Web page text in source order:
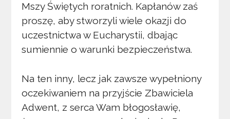
Mszy Świętych roratnich. Kapłanów zaś
proszę, aby stworzyli wiele okazji do
uczestnictwa w Eucharystii, dbając
sumiennie o warunki bezpieczeństwa.
Na ten inny, lecz jak zawsze wypełniony
oczekiwaniem na przyjście Zbawiciela
Adwent, z serca Wam błogosławię,